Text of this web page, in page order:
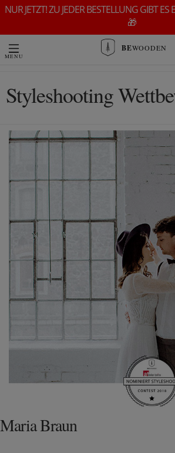
NUR JETZT! ZU JEDER BESTELLUNG GIBT
🎁
BEWOODEN
Styleshooting
Maria Braun